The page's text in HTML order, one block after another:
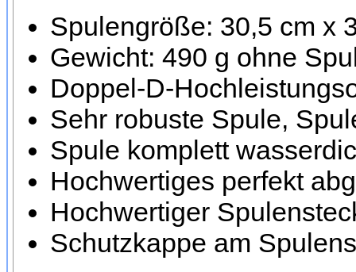
Spulengröße: 30,5 cm x
Gewicht: 490 g ohne
Doppel-D-
Sehr robuste Spule,
Spule komplett
Hochwertiges perfekt
Hochwertiger
Schutzkappe am